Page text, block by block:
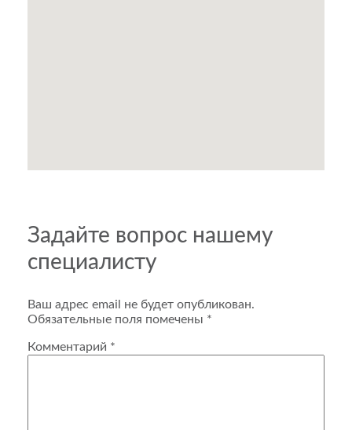
Задайте вопрос нашему
специалисту
Ваш адрес email не будет опубликован.
Обязательные поля помечены *
Комментарий *